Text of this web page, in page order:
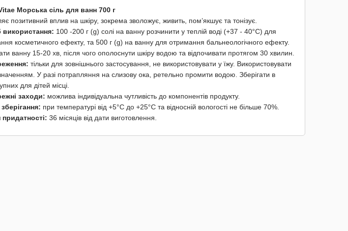
Морська сіль для ванн 700 г
позитивний вплив на шкіру, зокрема зволожує, живить, пом’якшує та тонізує.
використання: 100 -200 г (g) солі на ванну розчинити у теплій воді (+37 - 40°C) для
косметичного ефекту, та 500 г (g) на ванну для отримання бальнеологічного ефекту.
ванну 15-20 хв, після чого ополоснути шкіру водою та відпочивати протягом 30 хвилин.
тільки для зовнішнього застосування, не використовувати у їжу. Використовувати
У разі потрапляння на слизову ока, ретельно промити водою. Зберігати в
для дітей місці.
заходи: можлива індивідуальна чутливість до компонентів продукту.
при температурі від +5°С до +25°С та відносній вологості не більше 70%.
придатності: 36 місяців від дати виготовлення.